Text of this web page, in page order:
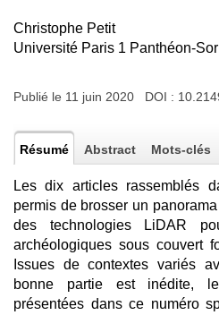
Christophe Petit
Université Paris 1 Panthéon-
Publié le 11 juin 2020 DOI :
Résumé Abstract Mots-clés
Les dix articles rassemblés
permis de brosser un
des technologies LiDAR
archéologiques sous couvert
Issues de contextes variés
bonne partie est inédite,
présentées dans ce numéro